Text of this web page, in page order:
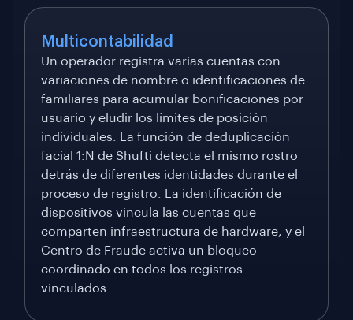
Multicontabilidad
Un operador registra varias cuentas con
variaciones de nombre o identificaciones de
familiares para acumular bonificaciones por
usuario y eludir los límites de posición
individuales. La función de deduplicación
facial 1:N de Shufti detecta el mismo rostro
detrás de diferentes identidades durante el
proceso de registro. La identificación de
dispositivos vincula las cuentas que
comparten infraestructura de hardware, y el
Centro de Fraude activa un bloqueo
coordinado en todos los registros
vinculados.